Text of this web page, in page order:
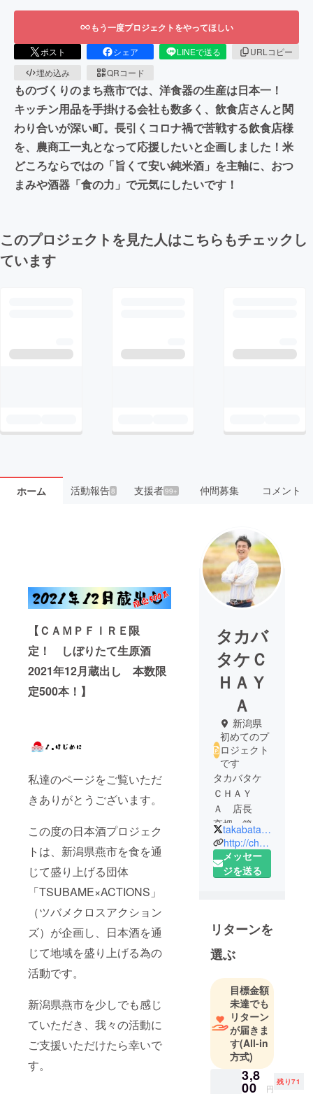
もう一度プロジェクトをやってほしい
ポスト シェア LINEで送る
URLコピー
埋め込み
QRコード
ものづくりのまち燕市では、洋食器の生産は日本一！
キッチン用品を手掛ける会社も数多く、飲食店さんと関
わり合いが深い町。長引くコロナ禍で苦戦する飲食店様
を、農商工一丸となって応援したいと企画しました！米
どころならではの「旨くて安い純米酒」を主軸に、おつ
まみや酒器「食の力」で元気にしたいです！
このプロジェクトを見た人はこちらもチェックし
ています
ホーム 活動報告8 支援者99+ 仲間募集 コメント
【ＣＡＭＰＦＩＲＥ限
定！ しぼりたて生原酒
2021年12月蔵出し 本数限
定500本！】
私達のページをご覧いただ
きありがとうございます。
この度の日本酒プロジェク
トは、新潟県燕市を食を通
じて盛り上げる団体
「TSUBAME×ACTIONS」
（ツバメクロスアクション
ズ）が企画し、日本酒を通
じて地域を盛り上げる為の
活動です。
新潟県燕市を少しでも感じ
ていただき、我々の活動に
ご支援いただけたら幸いで
す。
タカバ
タケＣ
ＨＡＹ
Ａ
新潟県
初めてのプ
ロジェクト
です
タカバタケ
ＣＨＡＹ
Ａ 店長
高畑 篤志
新潟県のほ
ぼ中央に位
三兄弟の
末っ子とし
て生まれ
る。
学生時代
は、スポー
ツを一生懸
命やってい
た。
市立小学校
→野球
takabatakechaya
http://chaya-takabatake.co.jp
メッセー
ジを送る
リターンを
選ぶ
目標金額
未達でも
リターン
が届きま
す(All-in
方式)
3,8
00 円
残り71